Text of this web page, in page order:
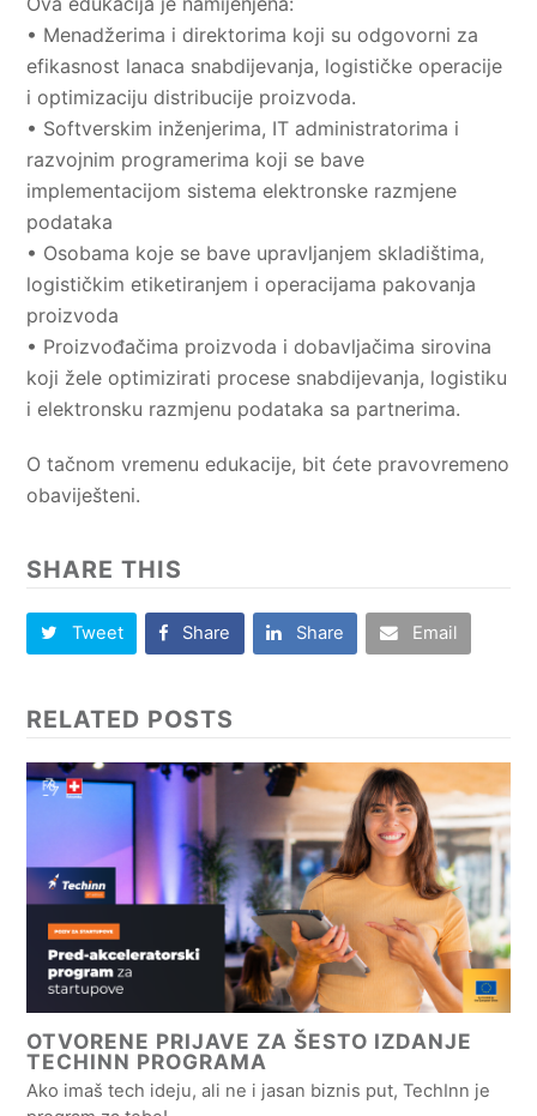
• Menadžerima i direktorima koji su odgovorni za
efikasnost lanaca snabdijevanja, logističke operacije
i optimizaciju distribucije proizvoda.
• Softverskim inženjerima, IT administratorima i
razvojnim programerima koji se bave
implementacijom sistema elektronske razmjene
podataka
• Osobama koje se bave upravljanjem skladištima,
logističkim etiketiranjem i operacijama pakovanja
proizvoda
• Proizvođačima proizvoda i dobavljačima sirovina
koji žele optimizirati procese snabdijevanja, logistiku
i elektronsku razmjenu podataka sa partnerima.
O tačnom vremenu edukacije, bit ćete pravovremeno
obaviješteni.
SHARE THIS
Tweet Share Share Email
RELATED POSTS
OTVORENE PRIJAVE ZA ŠESTO IZDANJE
TECHINN PROGRAMA
Ako imaš tech ideju, ali ne i jasan biznis put, TechInn je